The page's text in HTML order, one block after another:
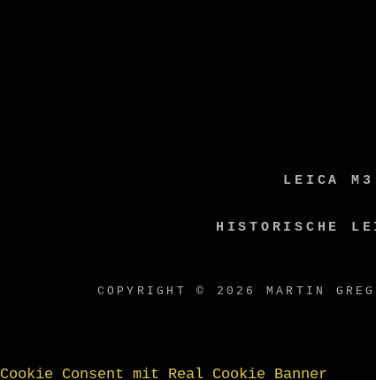
LEICA M3
HISTORISCHE
COPYRIGHT © 2026 MARTIN
Cookie Consent mit Real Cookie Banner